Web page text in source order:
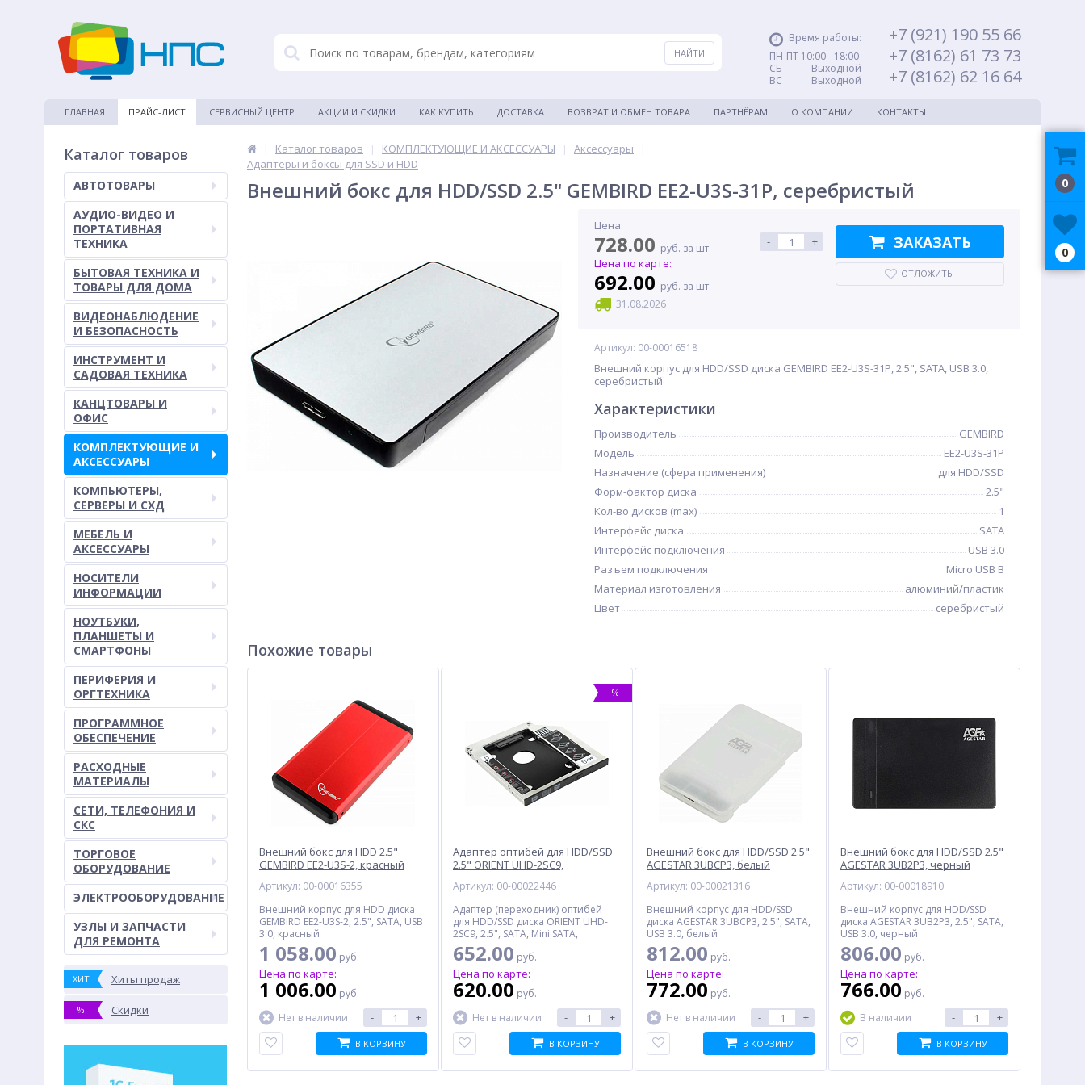
Время работы:
ПН-ПТ 10:00 - 18:00
СБ Выходной
ВС Выходной
+7 (921) 190 55 66
+7 (8162) 61 73 73
+7 (8162) 62 16 64
ГЛАВНАЯ ПРАЙС-ЛИСТ СЕРВИСНЫЙ ЦЕНТР АКЦИИ И СКИДКИ КАК КУПИТЬ ДОСТАВКА ВОЗВРАТ И ОБМЕН ТОВАРА ПАРТНЁРАМ О КОМПАНИИ КОНТАКТЫ
Каталог товаров
АВТОТОВАРЫ
АУДИО-ВИДЕО И
ПОРТАТИВНАЯ
ТЕХНИКА
БЫТОВАЯ ТЕХНИКА И
ТОВАРЫ ДЛЯ ДОМА
ВИДЕОНАБЛЮДЕНИЕ
И БЕЗОПАСНОСТЬ
ИНСТРУМЕНТ И
САДОВАЯ ТЕХНИКА
КАНЦТОВАРЫ И
ОФИС
КОМПЛЕКТУЮЩИЕ И
АКСЕССУАРЫ
КОМПЬЮТЕРЫ,
СЕРВЕРЫ И СХД
МЕБЕЛЬ И
АКСЕССУАРЫ
НОСИТЕЛИ
ИНФОРМАЦИИ
НОУТБУКИ,
ПЛАНШЕТЫ И
СМАРТФОНЫ
ПЕРИФЕРИЯ И
ОРГТЕХНИКА
ПРОГРАММНОЕ
ОБЕСПЕЧЕНИЕ
РАСХОДНЫЕ
МАТЕРИАЛЫ
СЕТИ, ТЕЛЕФОНИЯ И
СКС
ТОРГОВОЕ
ОБОРУДОВАНИЕ
ЭЛЕКТРООБОРУДОВАНИЕ
УЗЛЫ И ЗАПЧАСТИ
ДЛЯ РЕМОНТА
ХИТ Хиты продаж
% Скидки
| Каталог товаров | КОМПЛЕКТУЮЩИЕ И АКСЕССУАРЫ | Аксессуары
|
Адаптеры и боксы для SSD и HDD
Внешний бокс для HDD/SSD 2.5" GEMBIRD EE2-U3S-31P, серебристый
Цена:
728.00 руб. за шт
Цена по карте:
692.00 руб. за шт
31.08.2026
- + ЗАКАЗАТЬ
ОТЛОЖИТЬ
Артикул: 00-00016518
Внешний корпус для HDD/SSD диска GEMBIRD EE2-U3S-31P, 2.5", SATA, USB 3.0,
серебристый
Характеристики
Производитель
GEMBIRD
Модель
EE2-U3S-31P
Назначение (сфера применения)
для HDD/SSD
Форм-фактор диска
2.5"
Кол-во дисков (max)
1
Интерфейс диска
SATA
Интерфейс подключения
USB 3.0
Разъем подключения
Micro USB B
Материал изготовления
алюминий/пластик
Цвет
серебристый
Похожие товары
Внешний бокс для HDD 2.5"
GEMBIRD EE2-U3S-2, красный
Артикул: 00-00016355
Внешний корпус для HDD диска
GEMBIRD EE2-U3S-2, 2.5", SATA, USB
3.0, красный
1 058.00 руб.
Цена по карте:
1 006.00 руб.
Нет в наличии
- +
В КОРЗИНУ
%
Адаптер оптибей для HDD/SSD
2.5" ORIENT UHD-2SC9,
Артикул: 00-00022446
Адаптер (переходник) оптибей
для HDD/SSD диска ORIENT UHD-
2SC9, 2.5", SATA, Mini SATA,
серебристый
652.00 руб.
Цена по карте:
620.00 руб.
Нет в наличии
- +
В КОРЗИНУ
Внешний бокс для HDD/SSD 2.5"
AGESTAR 3UBCP3, белый
Артикул: 00-00021316
Внешний корпус для HDD/SSD
диска AGESTAR 3UBCP3, 2.5", SATA,
USB 3.0, белый
812.00 руб.
Цена по карте:
772.00 руб.
Нет в наличии
- +
В КОРЗИНУ
Внешний бокс для HDD/SSD 2.5"
AGESTAR 3UB2P3, черный
Артикул: 00-00018910
Внешний корпус для HDD/SSD
диска AGESTAR 3UB2P3, 2.5", SATA,
USB 3.0, черный
806.00 руб.
Цена по карте:
766.00 руб.
В наличии
- +
В КОРЗИНУ
0
0